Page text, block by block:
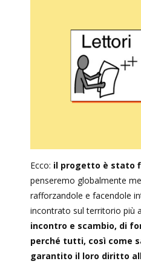
Ecco: il progetto è stato
penseremo globalmente
rafforzandole e facendole
incontrato sul territorio più
incontro e scambio, di
perché tutti, così come
garantito il loro diritto